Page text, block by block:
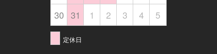
30 31 1 2 3 4 5
定休日